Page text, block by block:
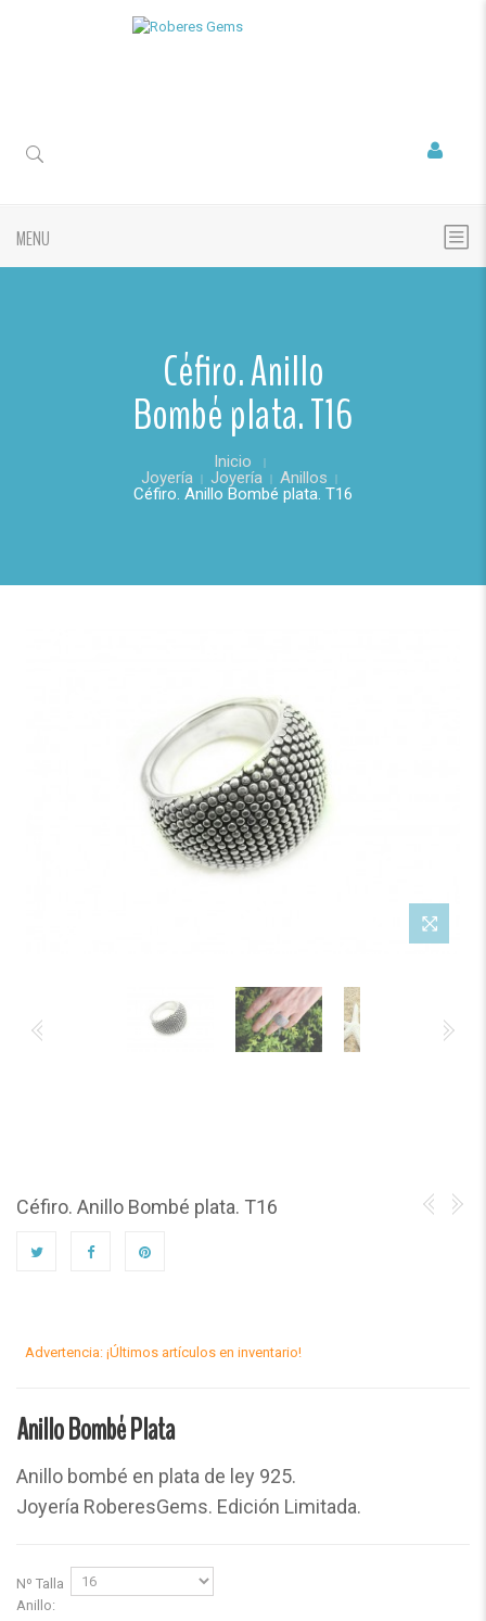
MENU
Céfiro. Anillo
Bombé plata. T16
Inicio
Joyería
Joyería
Anillos
Céfiro. Anillo Bombé plata. T16
Céfiro. Anillo Bombé plata. T16
Advertencia: ¡Últimos artículos en inventario!
Anillo Bombé Plata
Anillo bombé en plata de ley 925.
Joyería RoberesGems. Edición Limitada.
Nº Talla
Anillo: